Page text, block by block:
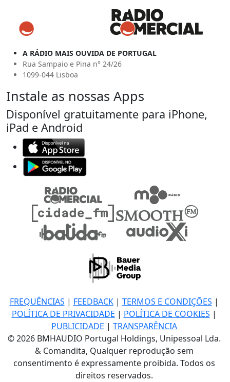
A RÁDIO MAIS OUVIDA DE PORTUGAL
Rua Sampaio e Pina n° 24/26
1099-044 Lisboa
Instale as nossas Apps
Disponível gratuitamente para iPhone,
iPad e Android
FREQUÊNCIAS | FEEDBACK| TERMOS E CONDIÇÕES |
POLÍTICA DE PRIVACIDADE | POLÍTICA DE COOKIES |
PUBLICIDADE | TRANSPARÊNCIA
© 2026 BMHAUDIO Portugal Holdings, Unipessoal Lda.
& Comandita, Qualquer reprodução sem
consentimento é expressamente proibida. Todos os
direitos reservados.